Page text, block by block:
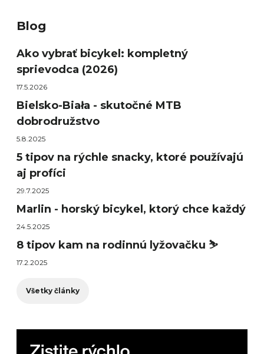
Blog
Ako vybrať bicykel: kompletný
sprievodca (2026)
17.5.2026
Bielsko-Biała - skutočné MTB
dobrodružstvo
5.8.2025
5 tipov na rýchle snacky, ktoré používajú
aj profíci
29.7.2025
Marlin - horský bicykel, ktorý chce každý
24.5.2025
8 tipov kam na rodinnú lyžovačku ⛷️
17.2.2025
Všetky články